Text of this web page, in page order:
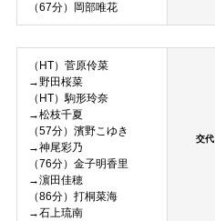
（67分）岡部唯花
（HT）菅原伶菜
→野田桜菜
（HT）駒形玲奈
→松枝千夏
（57分）濱野こゆき
→神尾彩乃
（76分）金子明香里
→濵田佳穂
（86分）打桐菜海
→石上琉南
交代